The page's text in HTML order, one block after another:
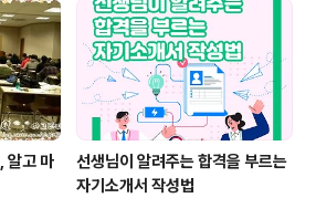
알고 마
선생님이 알려주는 합격을 부르는
자기소개서 작성법